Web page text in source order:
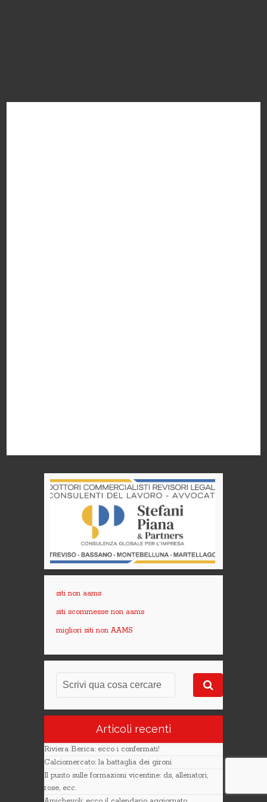
siti non aams
siti scommesse non aams
migliori siti non AAMS
Articoli recenti
Riviera Berica: ecco i confermati!
Calciomercato: la battaglia dei gironi
Il punto sulle formazioni vicentine: ds, allenatori,
rose, ecc.